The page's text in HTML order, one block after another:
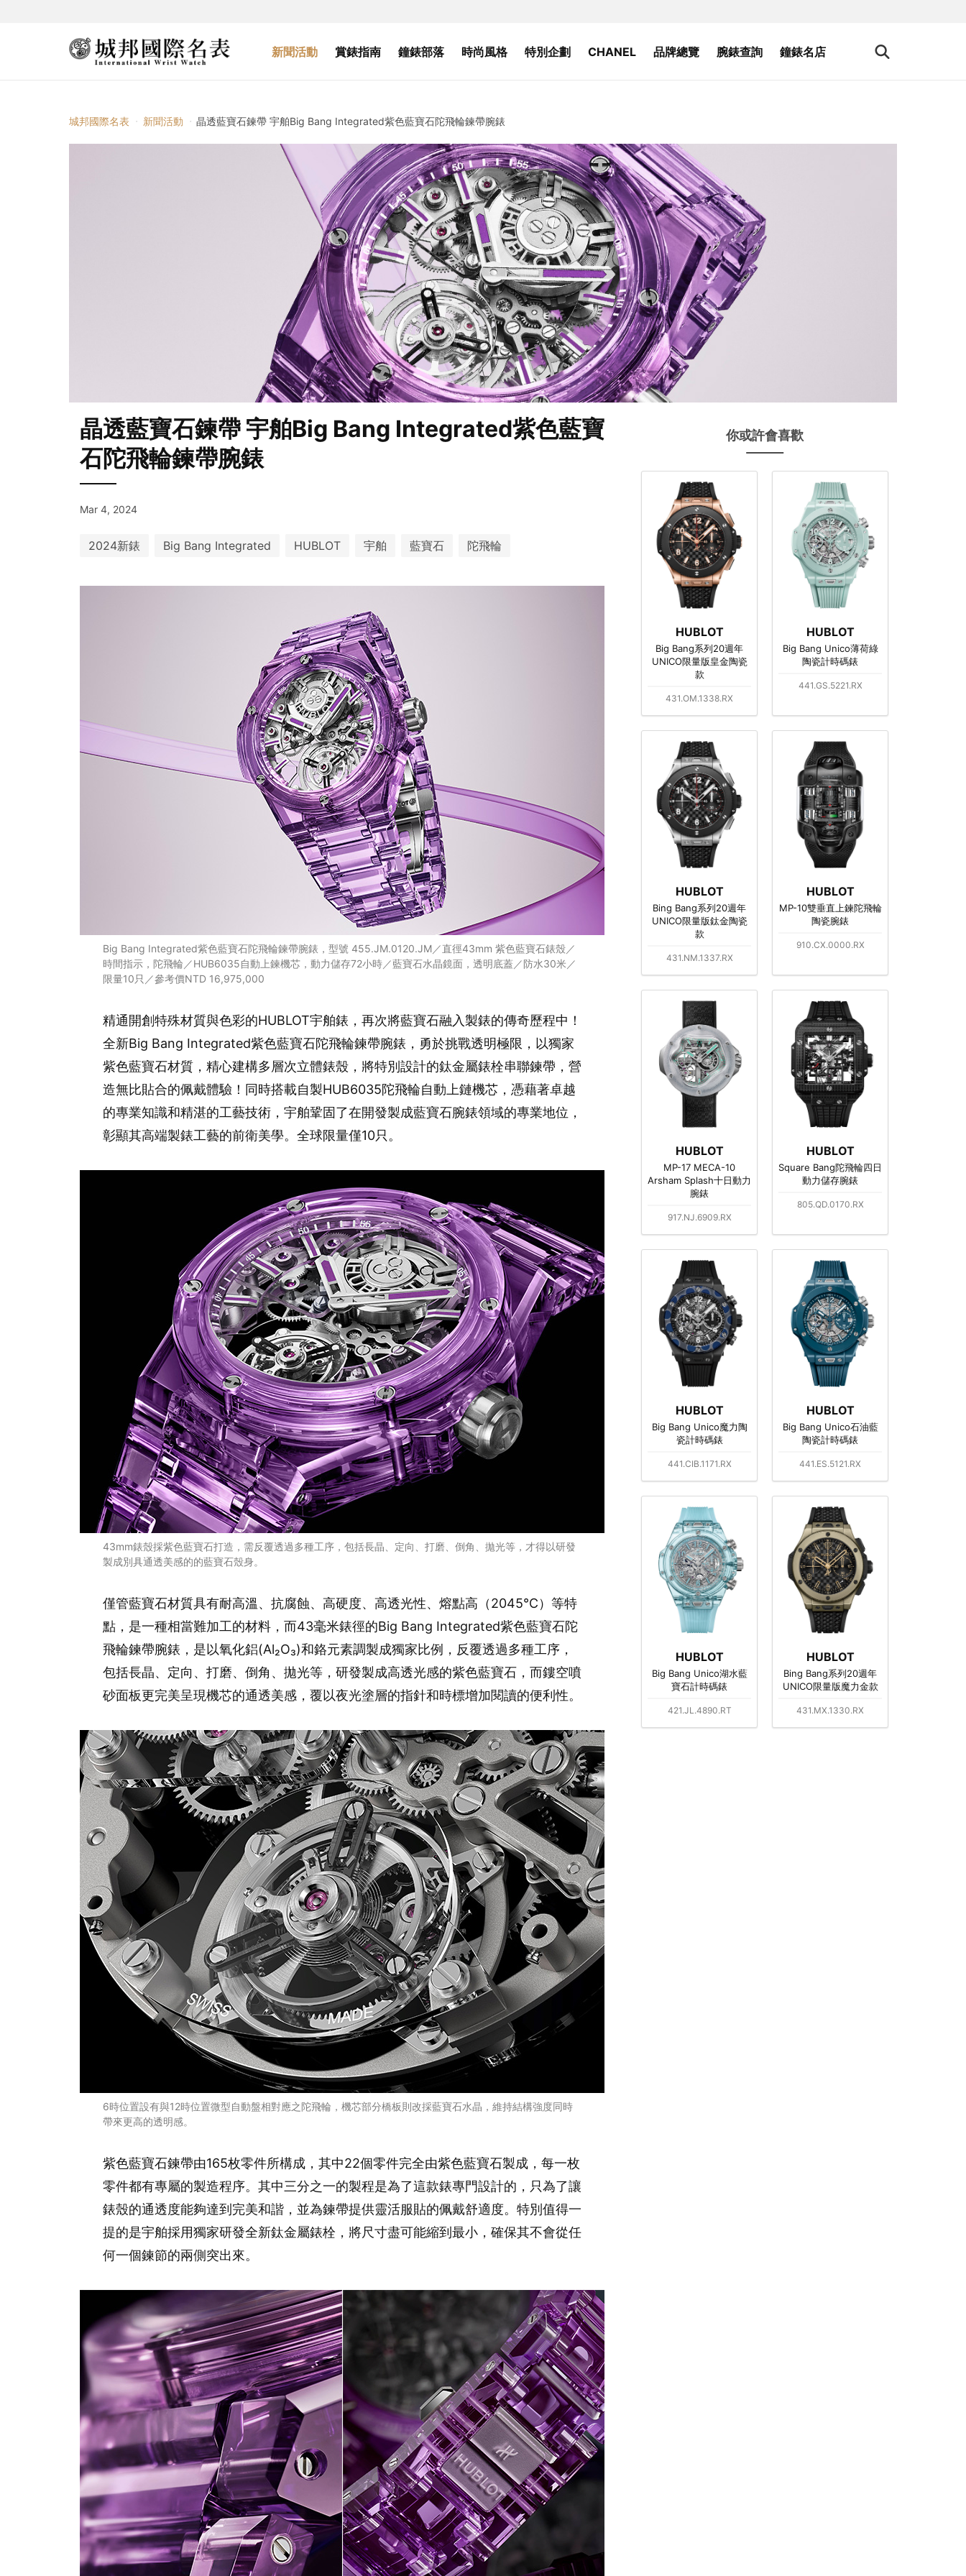
新聞活動 賞錶指南 鐘錶部落 時尚風格 特別企劃 CHANEL 品牌總覽 腕錶查詢 鐘錶名店
城邦國際名表 新聞活動 晶透藍寶石鍊帶 宇舶Big Bang Integrated紫色藍寶石陀飛輪鍊帶腕錶
晶透藍寶石鍊帶 宇舶Big Bang Integrated紫色藍寶
石陀飛輪鍊帶腕錶
Mar 4, 2024
2024新錶 Big Bang Integrated HUBLOT 宇舶 藍寶石 陀飛輪
Big Bang Integrated紫色藍寶石陀飛輪鍊帶腕錶，型號 455.JM.0120.JM／直徑43mm 紫色藍寶石錶殼／
時間指示，陀飛輪／HUB6035自動上鍊機芯，動力儲存72小時／藍寶石水晶鏡面，透明底蓋／防水30米／
限量10只／參考價NTD 16,975,000
精通開創特殊材質與色彩的HUBLOT宇舶錶，再次將藍寶石融入製錶的傳奇歷程中！
全新Big Bang Integrated紫色藍寶石陀飛輪鍊帶腕錶，勇於挑戰透明極限，以獨家
紫色藍寶石材質，精心建構多層次立體錶殼，將特別設計的鈦金屬錶栓串聯鍊帶，營
造無比貼合的佩戴體驗！同時搭載自製HUB6035陀飛輪自動上鏈機芯，憑藉著卓越
的專業知識和精湛的工藝技術，宇舶鞏固了在開發製成藍寶石腕錶領域的專業地位，
彰顯其高端製錶工藝的前衛美學。全球限量僅10只。
43mm錶殼採紫色藍寶石打造，需反覆透過多種工序，包括長晶、定向、打磨、倒角、拋光等，才得以研發
製成別具通透美感的的藍寶石殼身。
僅管藍寶石材質具有耐高溫、抗腐蝕、高硬度、高透光性、熔點高（2045℃）等特
點，是一種相當難加工的材料，而43毫米錶徑的Big Bang Integrated紫色藍寶石陀
飛輪鍊帶腕錶，是以氧化鋁(Al₂O₃)和鉻元素調製成獨家比例，反覆透過多種工序，
包括長晶、定向、打磨、倒角、拋光等，研發製成高透光感的紫色藍寶石，而鏤空噴
砂面板更完美呈現機芯的通透美感，覆以夜光塗層的指針和時標增加閱讀的便利性。
6時位置設有與12時位置微型自動盤相對應之陀飛輪，機芯部分橋板則改採藍寶石水晶，維持結構強度同時
帶來更高的透明感。
紫色藍寶石鍊帶由165枚零件所構成，其中22個零件完全由紫色藍寶石製成，每一枚
零件都有專屬的製造程序。其中三分之一的製程是為了這款錶專門設計的，只為了讓
錶殼的通透度能夠達到完美和諧，並為鍊帶提供靈活服貼的佩戴舒適度。特別值得一
提的是宇舶採用獨家研發全新鈦金屬錶栓，將尺寸盡可能縮到最小，確保其不會從任
何一個鍊節的兩側突出來。
你或許會喜歡
HUBLOT
Big Bang系列20週年
UNICO限量版皇金陶瓷
款
431.OM.1338.RX
HUBLOT
Big Bang Unico薄荷綠
陶瓷計時碼錶
441.GS.5221.RX
HUBLOT
Bing Bang系列20週年
UNICO限量版鈦金陶瓷
款
431.NM.1337.RX
HUBLOT
MP-10雙垂直上鍊陀飛輪
陶瓷腕錶
910.CX.0000.RX
HUBLOT
MP-17 MECA-10
Arsham Splash十日動力
腕錶
917.NJ.6909.RX
HUBLOT
Square Bang陀飛輪四日
動力儲存腕錶
805.QD.0170.RX
HUBLOT
Big Bang Unico魔力陶
瓷計時碼錶
441.CIB.1171.RX
HUBLOT
Big Bang Unico石油藍
陶瓷計時碼錶
441.ES.5121.RX
HUBLOT
Big Bang Unico湖水藍
寶石計時碼錶
421.JL.4890.RT
HUBLOT
Bing Bang系列20週年
UNICO限量版魔力金款
431.MX.1330.RX